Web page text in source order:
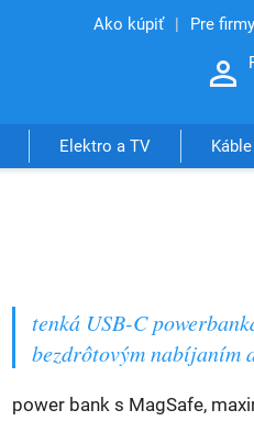
Ako kúpiť Pre firmy
Elektro a TV
tenká USB-C
bezdrôtovým nabíjaním
power bank s MagSafe,